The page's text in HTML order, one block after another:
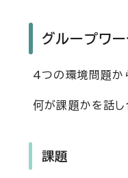
グループワー
4つの環境問題か
何が課題かを話し
課題